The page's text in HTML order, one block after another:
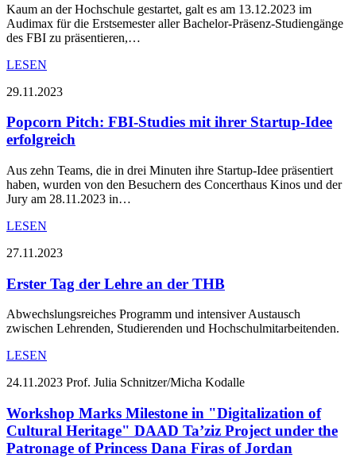
Kaum an der Hochschule gestartet, galt es am 13.12.2023 im
Audimax für die Erstsemester aller Bachelor-Präsenz-Studiengänge
des FBI zu präsentieren,…
LESEN
29.11.2023
Popcorn Pitch: FBI-Studies mit ihrer Startup-Idee
erfolgreich
Aus zehn Teams, die in drei Minuten ihre Startup-Idee präsentiert
haben, wurden von den Besuchern des Concerthaus Kinos und der
Jury am 28.11.2023 in…
LESEN
27.11.2023
Erster Tag der Lehre an der THB
Abwechslungsreiches Programm und intensiver Austausch
zwischen Lehrenden, Studierenden und Hochschulmitarbeitenden.
LESEN
24.11.2023 Prof. Julia Schnitzer/Micha Kodalle
Workshop Marks Milestone in "Digitalization of
Cultural Heritage" DAAD Ta’ziz Project under the
Patronage of Princess Dana Firas of Jordan